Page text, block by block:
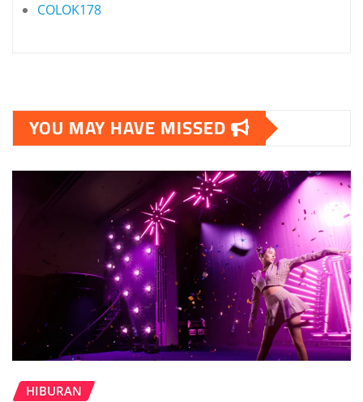
COLOK178
YOU MAY HAVE MISSED
HIBURAN